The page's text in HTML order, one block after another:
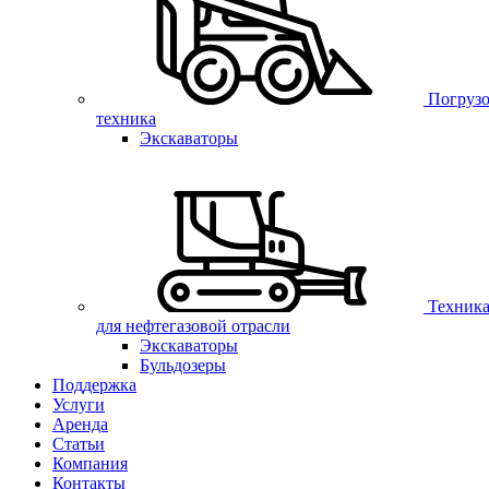
техника
Экскаваторы
Техника
для нефтегазовой отрасли
Экскаваторы
Бульдозеры
Поддержка
Услуги
Аренда
Статьи
Компания
Контакты